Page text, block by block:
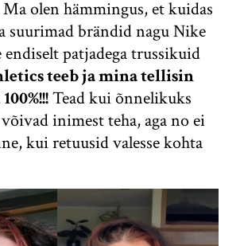
olen hämmingus, et kuidas
suurimad brändid nagu Nike
patjadega trussikuid
teeb ja mina tellisin
Tead kui õnnelikuks
inimest teha, aga no ei
kui retuusid valesse kohta